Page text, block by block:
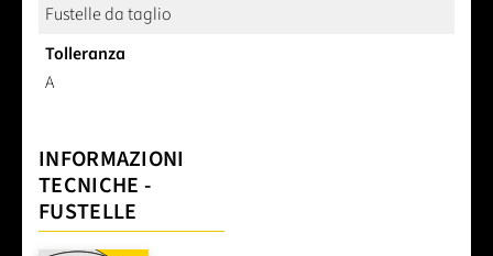
Fustelle da taglio
Tolleranza
A
INFORMAZIONI
TECNICHE -
FUSTELLE